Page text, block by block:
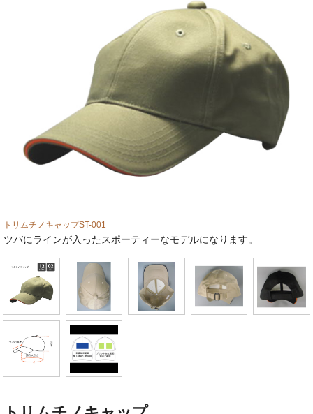
Q.よくある質問
お問い合わせフォーム
トリムチノキャップST-001
ツバにラインが入ったスポーティーなモデルになります。